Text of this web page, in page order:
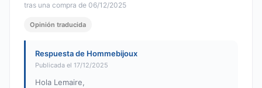
tras una compra de 06/12/2025
Opinión traducida
Respuesta de Hommebijoux
Publicada el 17/12/2025
Hola Lemaire,